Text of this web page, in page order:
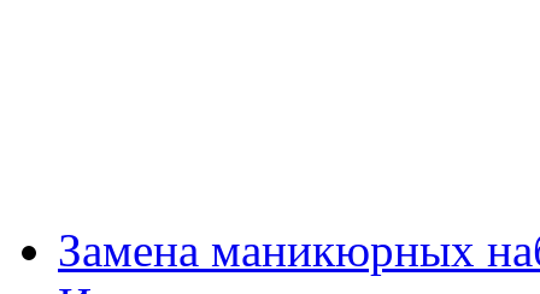
Замена маникюрных